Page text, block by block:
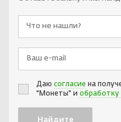
Даю согласие на
"Монеты" и обработку